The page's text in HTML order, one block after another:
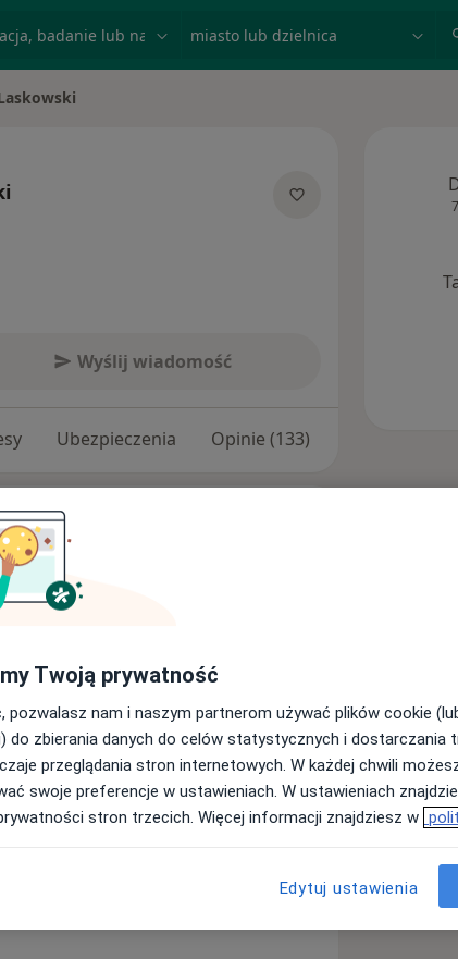
Wyślij wiadomość
Ubezpieczenia Opinie (133)
Wady rozwojowe
adresami)
Twoją prywatność
pozwalasz nam i naszym partnerom używać plików cookie
do zbierania danych do celów statystycznych i dostarczania
przeglądania stron internetowych. W każdej chwili
swoje preferencje w ustawieniach. W ustawieniach
stron trzecich. Więcej informacji znajdziesz w
Edytuj ustawienia